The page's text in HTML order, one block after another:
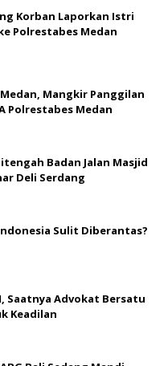
Korban Laporkan Istri
Polrestabes Medan
Medan, Mangkir Panggilan
Polrestabes Medan
Badan Jalan Masjid
Deli Serdang
Sulit Diberantas?
Saatnya Advokat Bersatu
Keadilan